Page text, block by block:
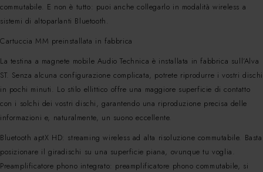
commutabile. E non è tutto: puoi anche collegarlo in modalità wireless a
sistemi di altoparlanti Bluetooth.
Cartuccia MM preinstallata in fabbrica
La testina a magnete mobile Audio Technica è installata in fabbrica sull’Alva
ST. Senza alcuna configurazione complicata, potrete riprodurre i vostri dischi
in pochi minuti. Lo stilo ellittico offre una maggiore superficie di contatto
con i solchi dei vostri dischi, garantendo una riproduzione precisa delle
informazioni e, naturalmente, un suono eccellente.
Bluetooth aptX HD: streaming wireless ad alta risoluzione commutabile. Basta
posizionare il giradischi su una superficie piana, ovunque tu voglia.
Preamplificatore phono integrato: preamplificatore phono commutabile, si